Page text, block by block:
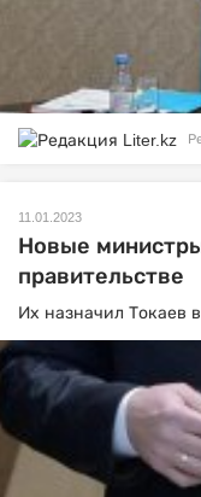
11.01.2023
Новые
правительстве
Их назначил Токаев